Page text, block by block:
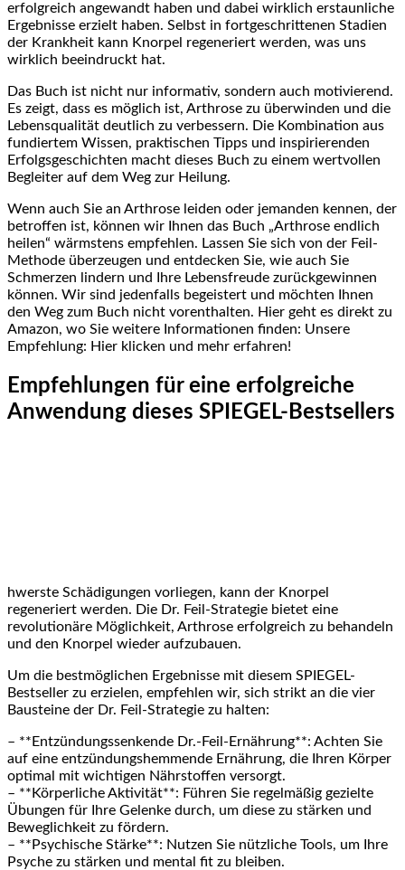
erfolgreich angewandt haben und ⁢dabei wirklich erstaunliche
Ergebnisse erzielt haben. Selbst in fortgeschrittenen Stadien
der Krankheit kann Knorpel regeneriert werden, was⁤ uns
wirklich beeindruckt hat.
Das Buch ist nicht nur informativ, sondern auch motivierend.
Es zeigt, dass es möglich‍ ist, Arthrose zu überwinden und die
Lebensqualität deutlich zu verbessern. Die Kombination aus
fundiertem Wissen, praktischen Tipps und inspirierenden
Erfolgsgeschichten macht dieses Buch zu einem wertvollen
Begleiter auf‌ dem‍ Weg zur Heilung.
Wenn auch Sie an Arthrose⁢ leiden oder ‍jemanden kennen, der
betroffen ist,⁢ können wir Ihnen das Buch „Arthrose endlich
heilen“ wärmstens empfehlen. Lassen Sie sich von der Feil-
Methode überzeugen und ​entdecken Sie, wie auch Sie
Schmerzen⁢ lindern und Ihre Lebensfreude zurückgewinnen
können. Wir sind jedenfalls ⁣begeistert und möchten Ihnen
den Weg zum Buch nicht vorenthalten. Hier geht es direkt zu
Amazon, wo Sie weitere Informationen finden: Unsere
Empfehlung:⁣ Hier klicken ​und ‌mehr erfahren!
Empfehlungen für⁢ eine erfolgreiche
Anwendung ​dieses SPIEGEL-Bestsellers
hwerste Schädigungen vorliegen, kann der Knorpel
regeneriert werden.⁤ Die​ Dr. Feil-Strategie bietet eine⁢
revolutionäre Möglichkeit, Arthrose erfolgreich zu behandeln
und den Knorpel wieder aufzubauen.
Um die bestmöglichen Ergebnisse mit diesem​ SPIEGEL-
Bestseller zu erzielen, empfehlen wir, sich strikt an die vier
Bausteine der Dr. Feil-Strategie zu halten:
– ​**Entzündungssenkende Dr.-Feil-Ernährung**: Achten Sie
auf⁢ eine entzündungshemmende Ernährung, die Ihren Körper
optimal mit ‌wichtigen Nährstoffen versorgt.
– **Körperliche Aktivität**: Führen Sie regelmäßig gezielte
Übungen für ‌Ihre Gelenke durch, um diese zu stärken und
Beweglichkeit zu fördern.
– **Psychische Stärke**: ‍Nutzen Sie nützliche Tools, um Ihre
Psyche zu stärken und mental fit zu⁤ bleiben.